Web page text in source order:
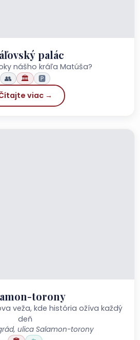
palác
nášho kráľa Matúša?
👥
🏛️
🅿️
viac →
torony
veža, kde história ožíva každý
deň
ulica Salamon-torony